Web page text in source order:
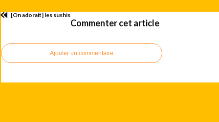
[On adorait] les sushis
Commenter cet article
Ajouter un commentaire